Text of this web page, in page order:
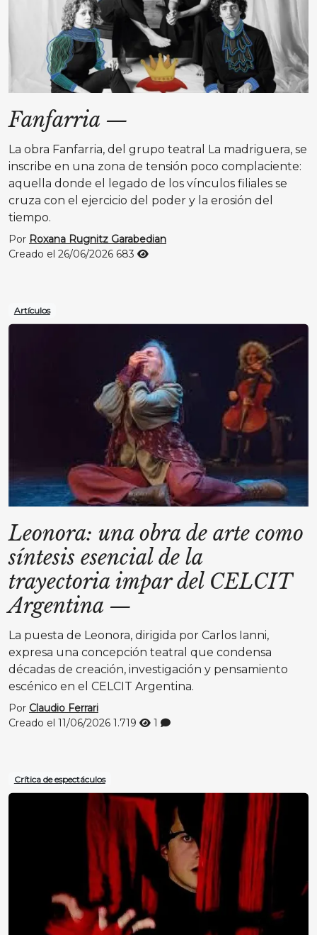
Fanfarria —
La obra Fanfarria, del grupo teatral La madriguera, se
inscribe en una zona de tensión poco complaciente:
aquella donde el legado de los vínculos filiales se
cruza con el ejercicio del poder y la erosión del
tiempo.
Por Roxana Rugnitz Garabedian
Creado el 26/06/2026 683
Artículos
Leonora: una obra de arte como
síntesis esencial de la
trayectoria impar del CELCIT
Argentina —
La puesta de Leonora, dirigida por Carlos Ianni,
expresa una concepción teatral que condensa
décadas de creación, investigación y pensamiento
escénico en el CELCIT Argentina.
Por Claudio Ferrari
Creado el 11/06/2026 1.719 1
Crítica de espectáculos